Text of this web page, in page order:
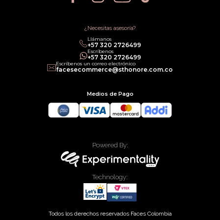
Política legal de Gift Cards¿Necesitas asesoría?
Llámanos
‎+57 320 2726499
Escríbenos
‎+57 320 2726499
Escríbenos un correo electrónico
facesecommerce@sthonore.com.co
Medios de Pago
Powered By:
Technology:
Todos los derechos reservados Faces Colombia